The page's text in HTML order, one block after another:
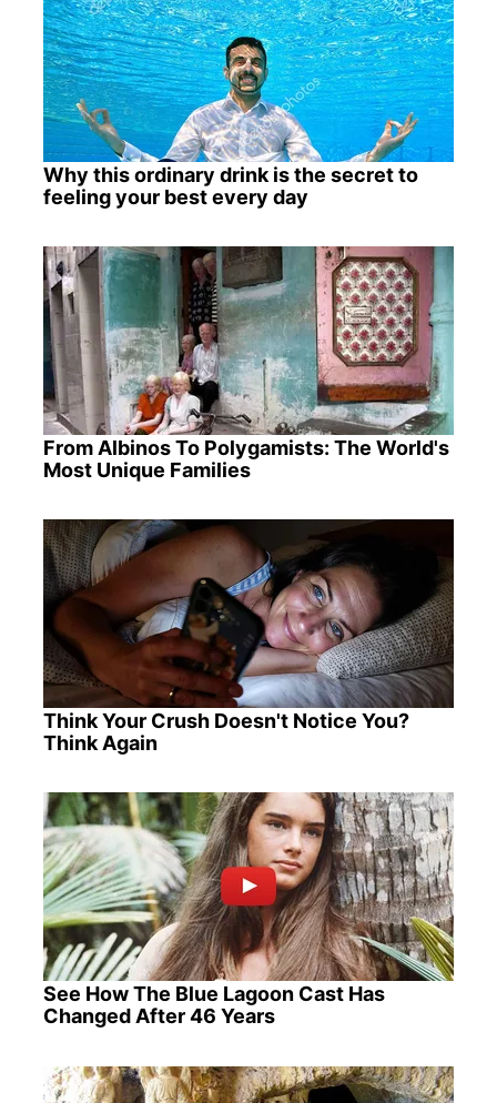
Why this ordinary drink is the secret to
feeling your best every day
From Albinos To Polygamists: The World's
Most Unique Families
Think Your Crush Doesn't Notice You?
Think Again
See How The Blue Lagoon Cast Has
Changed After 46 Years